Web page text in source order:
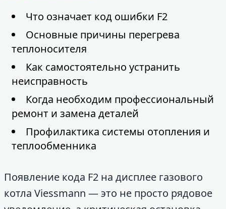
Что означает код ошибки F2
Основные причины перегрева
теплоносителя
Как самостоятельно устранить
неисправность
Когда необходим профессиональный
ремонт и замена деталей
Профилактика системы отопления и
теплообменника
Появление кода F2 на дисплее газового
котла Viessmann — это не просто рядовое